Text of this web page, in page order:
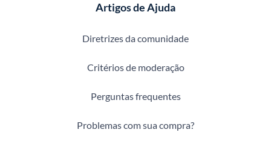
Artigos de Ajuda
Diretrizes da comunidade
Critérios de moderação
Perguntas frequentes
Problemas com sua compra?